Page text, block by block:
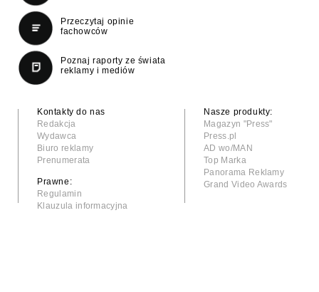
Przeczytaj opinie
fachowców
Poznaj raporty ze świata
reklamy i mediów
Kontakty do nas
Redakcja
Wydawca
Biuro reklamy
Prenumerata
Prawne:
Regulamin
Klauzula informacyjna
Nasze produkty:
Magazyn "Press"
Press.pl
AD wo/MAN
Top Marka
Panorama Reklamy
Grand Video Awards